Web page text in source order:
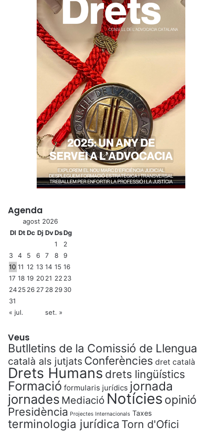
Agenda
agost 2026
Dl DtDc Dj DvDsDg
1
2
3
4 5 6 7 8
9
10 11 12 13 14 15 16
17 18 19 2021 22 23
2425 26 27 28 2930
31
« jul.
set. »
Veus
Butlletins de la Comissió de Llengua
català als jutjats Conferències dret català
Drets Humans drets lingüístics
Formació formularis jurídics jornada
jornades Mediació Notícies opinió
Presidència Projectes Internacionals Taxes
terminologia jurídica Torn d'Ofici